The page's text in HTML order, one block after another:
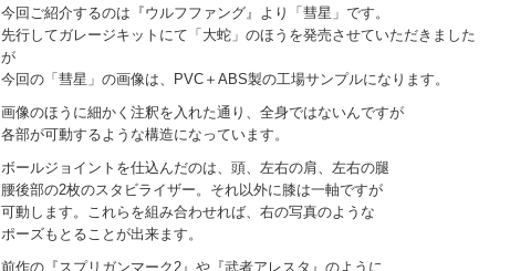
今回ご紹介するのは『ウルフファング』より「彗星」です。
先行してガレージキットにて「大蛇」のほうを発売させていただきました
が
今回の「彗星」の画像は、PVC＋ABS製の工場サンプルになります。
画像のほうに細かく注釈を入れた通り、全身ではないんですが
各部が可動するような構造になっています。
ボールジョイントを仕込んだのは、頭、左右の肩、左右の腿
腰後部の2枚のスタビライザー。それ以外に膝は一軸ですが
可動します。これらを組み合わせれば、右の写真のような
ポーズもとることが出来ます。
前作の『スプリガンマーク2』や『武者アレスタ』のように